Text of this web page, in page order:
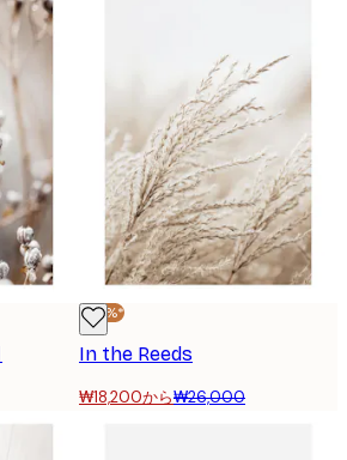
-30%*
In the Reeds
₩18,200から₩26,000